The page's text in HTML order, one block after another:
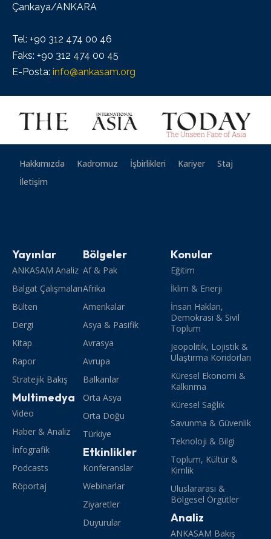
Çankaya/ANKARA
Tel: +90 312 474 00 46
Faks: +90 312 474 00 45
E-Posta: info@ankasam.org
Hakkımızda Kadromuz İşbirlikleri Kariyer
Staj
İletişim
Yayınlar
ANKASAM Analiz
Balgat Çalışmaları
Bülten
Dergi
Kitap
Rapor
Stratejik Bakış
Multimedya
Video
Haber & Analiz
İnfografik
Podcasts
Röportaj
Bölgeler
Af & Pak
Afrika
Amerikalar
Asya & Pasifik
Avrasya
Avrupa
Balkanlar
Orta Asya
Orta Doğu
Türkiye
Etkinlikler
Konferanslar
Webinarlar
Ziyaretler
Duyurular
Konular
Eğitim
İklim & Enerji
İnsan Hakları,
Demokrasi & Sivil
Toplum
Jeopolitik, Lojistik &
Ulaştırma Koridorları
Küresel Ekonomi &
Kalkınma
Küresel Sağlık
Savunma & Güvenlik
Teknoloji & Bilgi
Toplum, Kültür &
Kimlik
Uluslararası &
Bölgesel Örgütler
Analiz
ANKASAM Bakış